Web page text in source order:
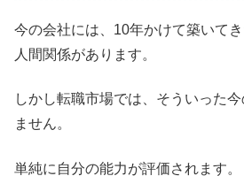
今の会社には、10年かけて築いてき
人間関係があります。
しかし転職市場では、そういった
ません。
単純に自分の能力が評価されます。